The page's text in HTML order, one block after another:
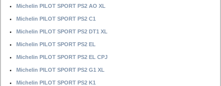
Michelin PILOT SPORT PS2 AO XL
Michelin PILOT SPORT PS2 C1
Michelin PILOT SPORT PS2 DT1 XL
Michelin PILOT SPORT PS2 EL
Michelin PILOT SPORT PS2 EL CPJ
Michelin PILOT SPORT PS2 G1 XL
Michelin PILOT SPORT PS2 K1